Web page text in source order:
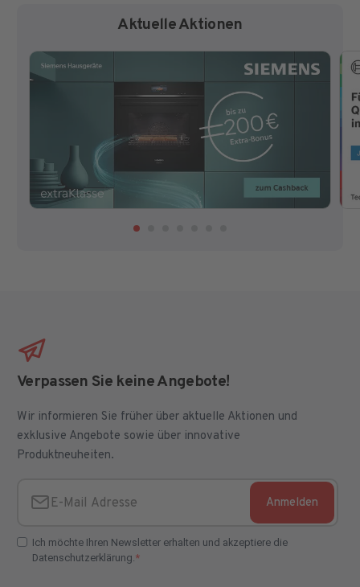
Aktuelle Aktionen
Verpassen Sie keine Angebote!
Wir informieren Sie früher über aktuelle Aktionen und
exklusive Angebote sowie über innovative
Produktneuheiten.
Ich möchte Ihren Newsletter erhalten und akzeptiere die
Datenschutzerklärung.
Anmelden